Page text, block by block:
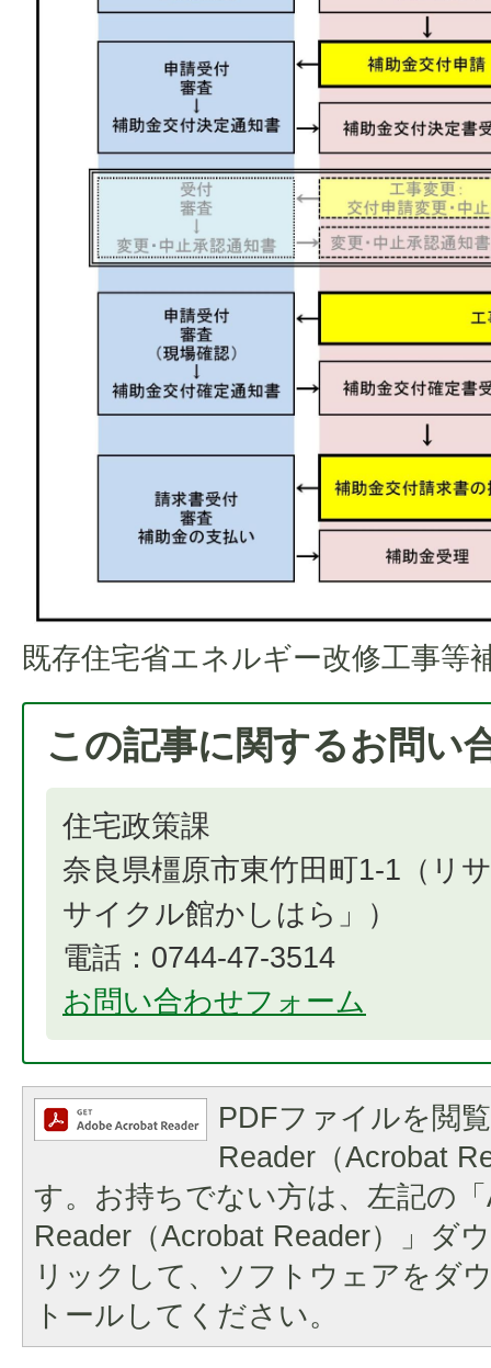
既存住宅省エネルギー改修工事等
この記事に関するお問い
住宅政策課
奈良県橿原市東竹田町1-1（リ
サイクル館かしはら」）
電話：0744-47-3514
お問い合わせフォーム
PDFファイルを閲
Reader（Acrobat
す。お持ちでない方は、左記の
Reader（Acrobat Reader）」ダ
リックして、ソフトウェアをダ
トールしてください。